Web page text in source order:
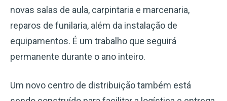
novas salas de aula, carpintaria e marcenaria,
reparos de funilaria, além da instalação de
equipamentos. É um trabalho que seguirá
permanente durante o ano inteiro.
Um novo centro de distribuição também está